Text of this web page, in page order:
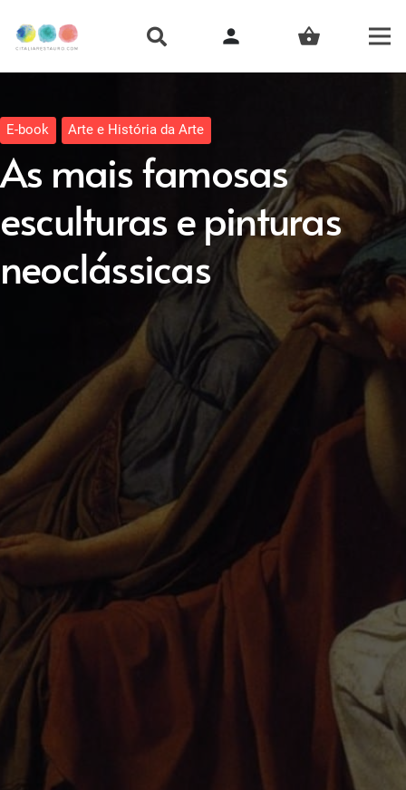
person shopping_basket
E-book Arte e História da Arte
As mais famosas
esculturas e pinturas
neoclássicas